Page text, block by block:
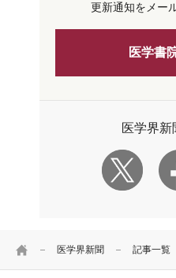
HOME 医学界新聞 記事一覧
更新通知をメー
医学書
医学界